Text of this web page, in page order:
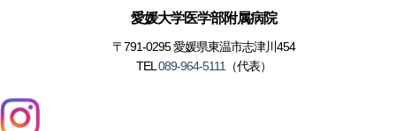
愛媛大学医学部附属病院
〒791-0295 愛媛県東温市志津川454
TEL 089-964-5111 （代表）